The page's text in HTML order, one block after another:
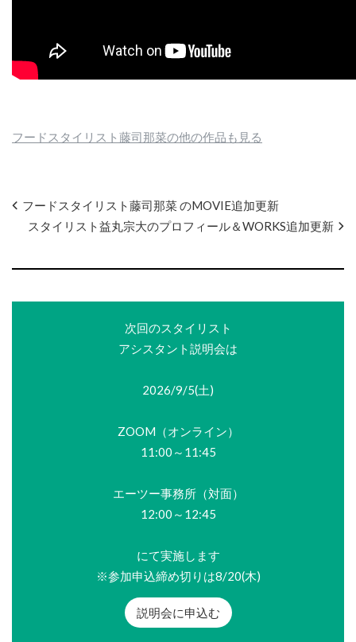
フードスタイリスト藤司那菜の他の作品も見る
フードスタイリスト藤司那菜 のMOVIE追加更新
スタイリスト益丸宗大のプロフィール＆WORKS追加更新
次回のスタイリスト
アシスタント説明会は
2026/9/5(土)
ZOOM（オンライン）
11:00～11:45
エーツー事務所（対面）
12:00～12:45
にて実施します
※参加申込締め切りは8/20(木)
説明会に申込む